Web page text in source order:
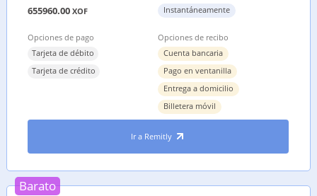
655960.00 XOF
Instantáneamente
Opciones de pago
Tarjeta de débito
Tarjeta de crédito
Opciones de recibo
Cuenta bancaria
Pago en ventanilla
Entrega a domicilio
Billetera móvil
Ir a Remitly
Barato